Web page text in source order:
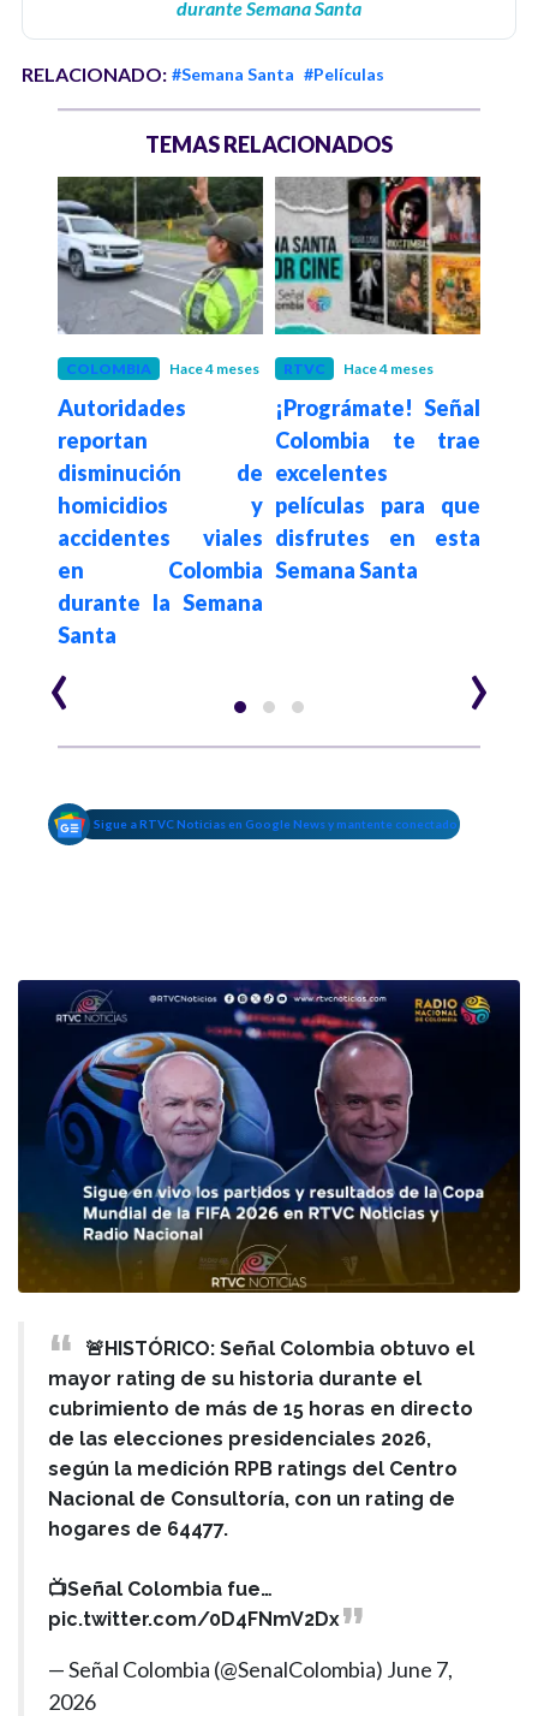
durante Semana Santa
RELACIONADO: #Semana Santa #Películas
TEMAS RELACIONADOS
COLOMBIA Hace 4 meses
Autoridades
reportan
disminución de
homicidios y
accidentes viales
en Colombia
durante la Semana
Santa
RTVC Hace 4 meses
¡Prográmate! Señal
Colombia te trae
excelentes
películas para que
disfrutes en esta
Semana Santa
‹ ›
Sigue a RTVC Noticias en Google News y mantente conectado
🚨HISTÓRICO: Señal Colombia obtuvo el
mayor rating de su historia durante el
cubrimiento de más de 15 horas en directo
de las elecciones presidenciales 2026,
según la medición RPB ratings del Centro
Nacional de Consultoría, con un rating de
hogares de 64477.
📺Señal Colombia fue…
pic.twitter.com/0D4FNmV2Dx
— Señal Colombia (@SenalColombia) June 7,
2026